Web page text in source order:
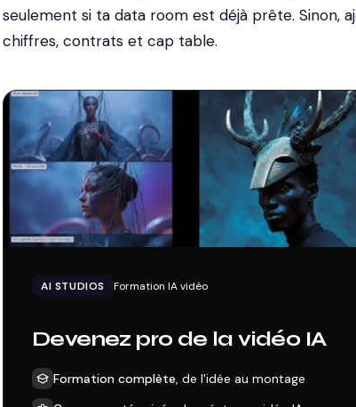
seulement si ta data room est déjà prête. Sinon,
chiffres, contrats et cap table.
AI STUDIOS Formation IA vidéo
Devenez pro de la vidéo IA
Formation complète, de l'idée au montage